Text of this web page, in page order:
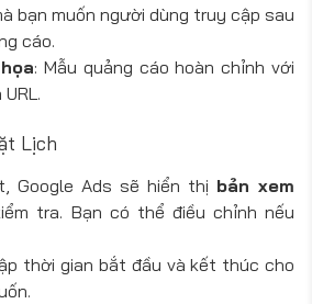
bạn muốn người dùng truy cập sau
cáo.
: Mẫu quảng cáo hoàn chỉnh với
Lịch
Google Ads sẽ hiển thị bản xem
tra. Bạn có thể điều chỉnh nếu
thời gian bắt đầu và kết thúc cho